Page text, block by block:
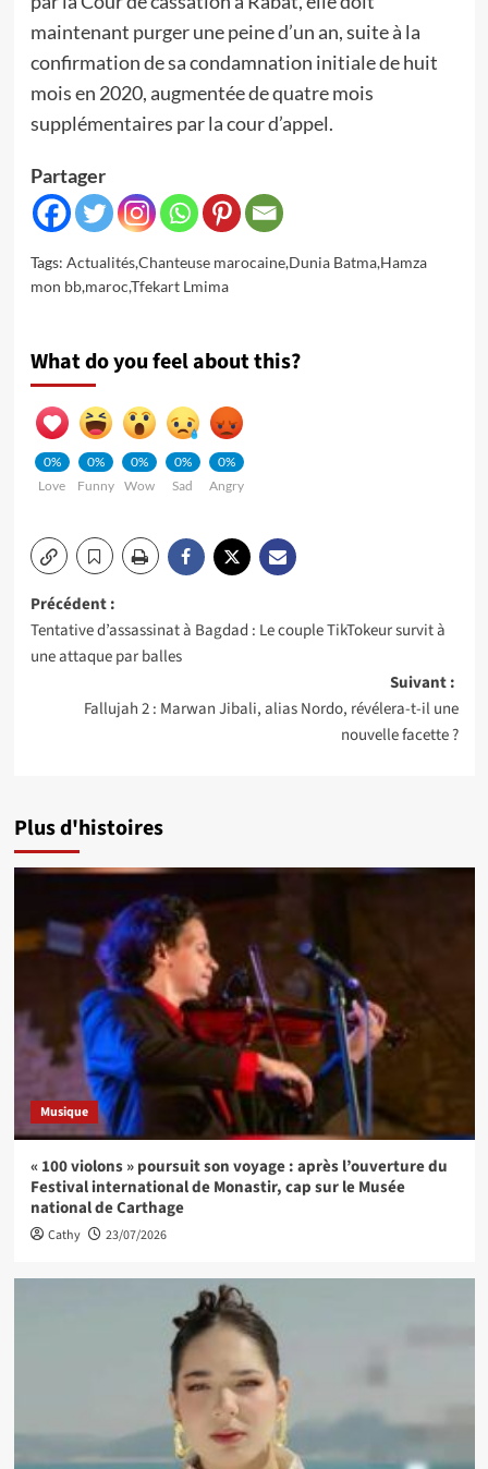
maintenant purger une peine d’un an, suite à la
confirmation de sa condamnation initiale de huit
mois en 2020, augmentée de quatre mois
supplémentaires par la cour d’appel.
Partager
Tags: Actualités,Chanteuse marocaine,Dunia Batma,Hamza
mon bb,maroc,Tfekart Lmima
What do you feel about this?
0%
Love
0%
Funny
0%
Wow
0%
Sad
0%
Angry
Navigation
d’article
Précédent :
Tentative d’assassinat à Bagdad : Le couple TikTokeur survit à
une attaque par balles
Suivant :
Fallujah 2 : Marwan Jibali, alias Nordo, révélera-t-il une
nouvelle facette ?
Plus d'histoires
Musique
« 100 violons » poursuit son voyage : après l’ouverture du
Festival international de Monastir, cap sur le Musée
national de Carthage
Cathy 23/07/2026